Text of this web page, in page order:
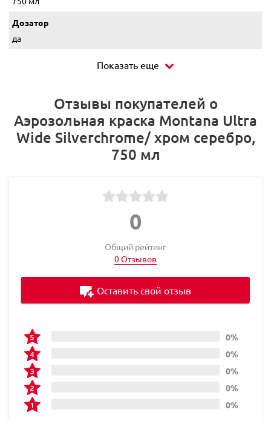
Дозатор
да
Показать еще
Отзывы покупателей о
Аэрозольная краска Montana Ultra
Wide Silverchrome/ хром серебро,
750 мл
0
Общий рейтинг
0 Отзывов
0%
0%
0%
0%
0%
Оставить свой отзыв